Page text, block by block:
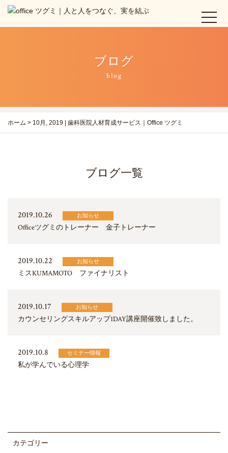
t
o
a
ブログ
blog
ホーム > 10月, 2019 | 歯科医院人材育成サービス｜Office ツグミ
ブログ一覧
2019.10.26 お知らせ
Officeツグミのトレーナー 金子トレーナー
2019.10.22 お知らせ
ミスKUMAMOTO ファイナリスト
2019.10.17 お知らせ
カウンセリングスキルアップ1DAY講座開催致しました。
2019.10.8 セミナー情報
私が学んでいる心理学
カテゴリー